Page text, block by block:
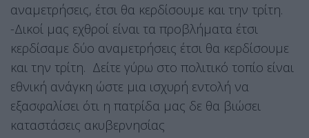
αναμετρήσεις, έτσι θα κερδίσουμε και την τρίτη.
-Δικοί μας εχθροί είναι τα προβλήματα έτσι
κερδίσαμε δύο αναμετρήσεις έτσι θα κερδίσουμε
και την τρίτη. Δείτε γύρω στο πολιτικό τοπίο είναι
εθνική ανάγκη ώστε μια ισχυρή εντολή να
εξασφαλίσει ότι η πατρίδα μας δε θα βιώσει
καταστάσεις ακυβερνησίας